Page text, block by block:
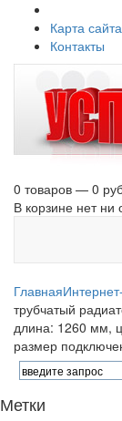
Карта сайта
Контакты
0 товаров — 0
В корзине нет ни
Главная
трубчатый
длина: 1260 мм,
размер
Метки